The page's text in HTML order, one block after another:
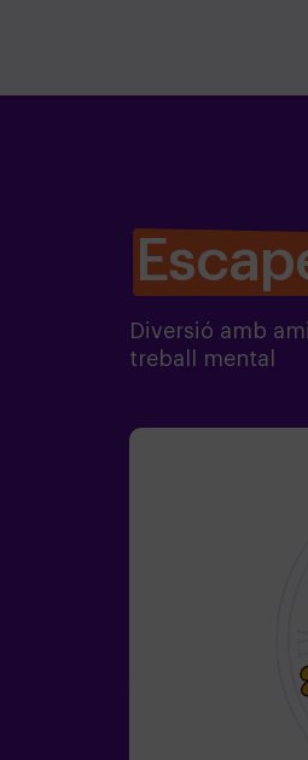
son animados
Diversió amb
treball mental